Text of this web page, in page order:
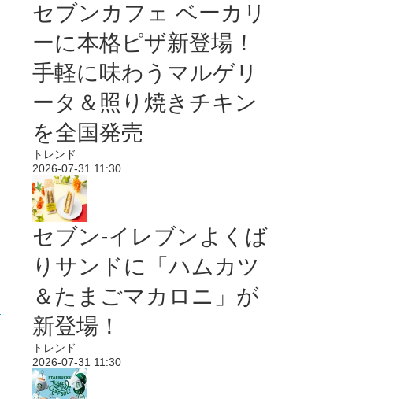
セブンカフェ ベーカリ
ーに本格ピザ新登場！
手軽に味わうマルゲリ
ータ＆照り焼きチキン
を全国発売
トレンド
2026-07-31 11:30
セブン‐イレブンよくば
りサンドに「ハムカツ
＆たまごマカロニ」が
新登場！
トレンド
2026-07-31 11:30